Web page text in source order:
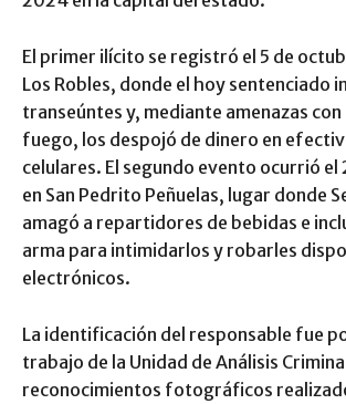
El primer ilícito se registró el 5 de
Los Robles, donde el hoy sentenciado
transeúntes y, mediante amenazas con
fuego, los despojó de dinero en
celulares. El segundo evento ocurrió el
en San Pedrito Peñuelas, lugar donde
amagó a repartidores de bebidas e
arma para intimidarlos y robarles
electrónicos.
La identificación del responsable fue
trabajo de la Unidad de Análisis
reconocimientos fotográficos